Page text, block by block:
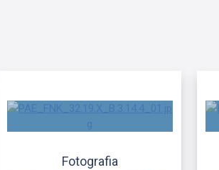
Fotografia